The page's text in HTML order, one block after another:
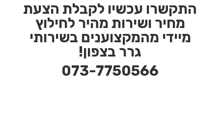
התקשרו עכשיו לקבלת הצעת
מחיר ושירות מהיר לחילוץ
מיידי מהמקצוענים בשירותי
גרר בצפון!
073-7750566